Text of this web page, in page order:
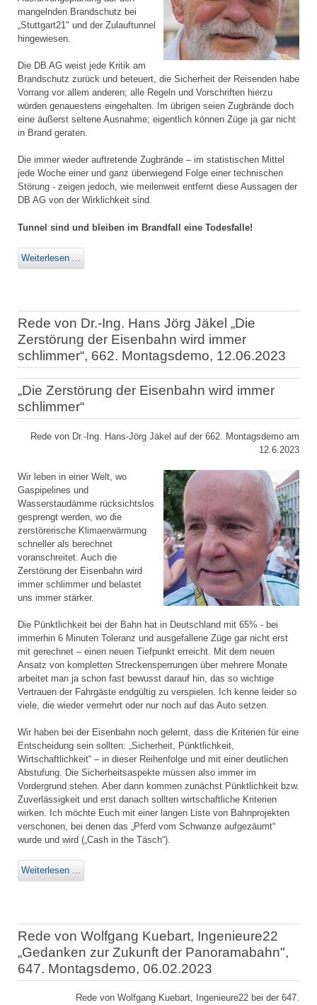
mangelnden Brandschutz bei
„Stuttgart21" und der Zulauftunnel
hingewiesen.
Die DB AG weist jede Kritik am
Brandschutz zurück und beteuert, die Sicherheit der Reisenden habe
Vorrang vor allem anderen; alle Regeln und Vorschriften hierzu
würden genauestens eingehalten. Im übrigen seien Zugbrände doch
eine äußerst seltene Ausnahme; eigentlich können Züge ja gar nicht
in Brand geraten.
Die immer wieder auftretende Zugbrände – im statistischen Mittel
jede Woche einer und ganz überwiegend Folge einer technischen
Störung - zeigen jedoch, wie meilenweit entfernt diese Aussagen der
DB AG von der Wirklichkeit sind.
Tunnel sind und bleiben im Brandfall eine Todesfalle!
Weiterlesen ...
Rede von Dr.-Ing. Hans Jörg Jäkel „Die
Zerstörung der Eisenbahn wird immer
schlimmer“, 662. Montagsdemo, 12.06.2023
„Die Zerstörung der Eisenbahn wird immer
schlimmer“
Rede von Dr.-Ing. Hans-Jörg Jäkel auf der 662. Montagsdemo am
12.6.2023
Wir leben in einer Welt, wo
Gaspipelines und
Wasserstaudämme rücksichtslos
gesprengt werden, wo die
zerstörerische Klimaerwärmung
schneller als berechnet
voranschreitet. Auch die
Zerstörung der Eisenbahn wird
immer schlimmer und belastet
uns immer stärker.
Die Pünktlichkeit bei der Bahn hat in Deutschland mit 65% - bei
immerhin 6 Minuten Toleranz und ausgefallene Züge gar nicht erst
mit gerechnet – einen neuen Tiefpunkt erreicht. Mit dem neuen
Ansatz von kompletten Streckensperrungen über mehrere Monate
arbeitet man ja schon fast bewusst darauf hin, das so wichtige
Vertrauen der Fahrgäste endgültig zu verspielen. Ich kenne leider so
viele, die wieder vermehrt oder nur noch auf das Auto setzen.
Wir haben bei der Eisenbahn noch gelernt, dass die Kriterien für eine
Entscheidung sein sollten: „Sicherheit, Pünktlichkeit,
Wirtschaftlichkeit“ – in dieser Reihenfolge und mit einer deutlichen
Abstufung. Die Sicherheitsaspekte müssen also immer im
Vordergrund stehen. Aber dann kommen zunächst Pünktlichkeit bzw.
Zuverlässigkeit und erst danach sollten wirtschaftliche Kriterien
wirken. Ich möchte Euch mit einer langen Liste von Bahnprojekten
verschonen, bei denen das „Pferd vom Schwanze aufgezäumt“
wurde und wird („Cash in the Täsch“).
Weiterlesen ...
Rede von Wolfgang Kuebart, Ingenieure22
„Gedanken zur Zukunft der Panoramabahn",
647. Montagsdemo, 06.02.2023
Rede von Wolfgang Kuebart, Ingenieure22 bei der 647.